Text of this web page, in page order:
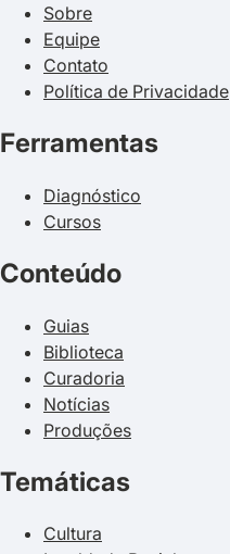
Sobre
Equipe
Contato
Política de Privacidade
Ferramentas
Diagnóstico
Cursos
Conteúdo
Guias
Biblioteca
Curadoria
Notícias
Produções
Temáticas
Cultura